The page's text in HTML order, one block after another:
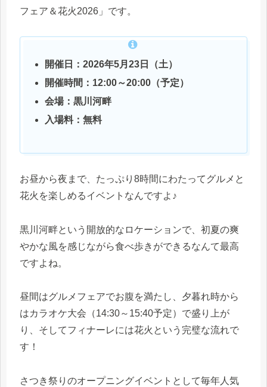
フェア＆花火2026」です。
開催日：2026年5月23日（土）
開催時間：12:00～20:00（予定）
会場：黒川河畔
入場料：無料
お昼から夜まで、たっぷり8時間にわたってグルメと
花火を楽しめるイベントなんですよ♪
黒川河畔という開放的なロケーションで、初夏の爽
やかな風を感じながら食べ歩きができるなんて最高
ですよね。
昼間はグルメフェアでお腹を満たし、夕暮れ時から
はカラオケ大会（14:30～15:40予定）で盛り上が
り、そしてフィナーレには花火という完璧な流れで
す！
さつき祭りのオープニングイベントとして毎年人気